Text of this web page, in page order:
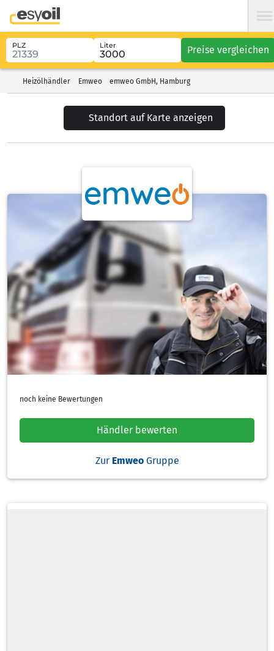
PLZ Liter Preise vergleichen
Heizölhändler Emweo emweo GmbH, Hamburg
Standort auf Karte anzeigen
noch keine Bewertungen
Händler bewerten
Zur EmweoGruppe